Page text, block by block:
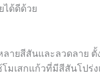
ได้ดีด้วย
ลายสีสันและลวดลาย
เสกแก้วที่มีสีสันโปร่